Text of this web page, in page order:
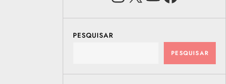
PESQUISAR
PESQUISAR